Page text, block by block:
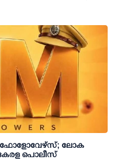
ഫോളോവേഴ്സ്; ലോക
പൊലീസ്